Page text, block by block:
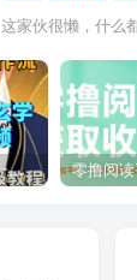
这家伙很懒，什么
Coze扣子工作流一键生成道家玄学短视频，实战保姆级教程